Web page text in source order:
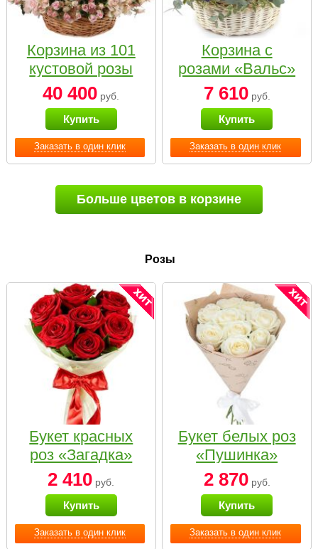
Заказать в один клик
Корзина из 101
кустовой розы
нежных тонов
40 400 руб.
Купить
Заказать в один клик
Корзина с
розами «Вальс»
7 610руб.
Купить
Больше цветов в корзине
Розы
Заказать в один клик
Букет красных
роз «Загадка»
2 410 руб.
Купить
Заказать в один клик
Букет белых роз
«Пушинка»
2 870руб.
Купить